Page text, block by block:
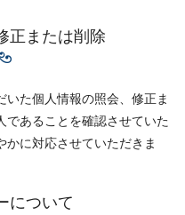
正または削除
た個人情報の照会、修正ま
であることを確認させていた
かに対応させていただきま
について